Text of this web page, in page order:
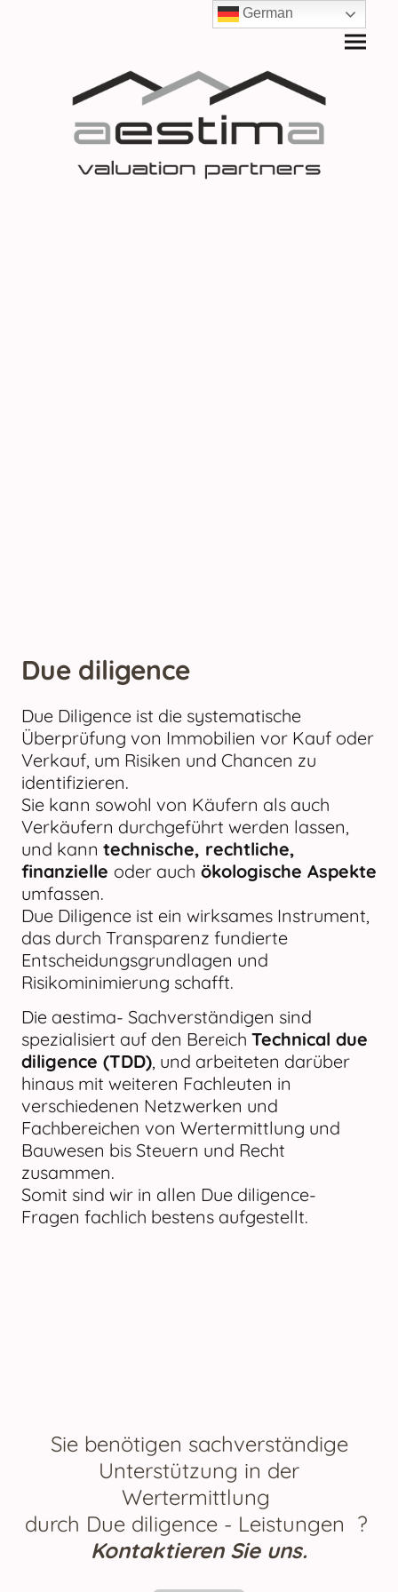
Due diligence
Due Diligence ist die systematische
Überprüfung von Immobilien vor Kauf oder
Verkauf, um Risiken und Chancen zu
identifizieren.
Sie kann sowohl von Käufern als auch
Verkäufern durchgeführt werden lassen,
und kann technische, rechtliche,
finanzielle oder auch ökologische Aspekte
umfassen.
Due Diligence ist ein wirksames Instrument,
das durch Transparenz fundierte
Entscheidungsgrundlagen und
Risikominimierung schafft.
Die aestima- Sachverständigen sind
spezialisiert auf den Bereich Technical due
diligence (TDD), und arbeiteten darüber
hinaus mit weiteren Fachleuten in
verschiedenen Netzwerken und
Fachbereichen von Wertermittlung und
Bauwesen bis Steuern und Recht
zusammen.
Somit sind wir in allen Due diligence-
Fragen fachlich bestens aufgestellt.
Sie benötigen sachverständige
Unterstützung in der
Wertermittlung
durch Due diligence - Leistungen ?
Kontaktieren Sie uns.
German